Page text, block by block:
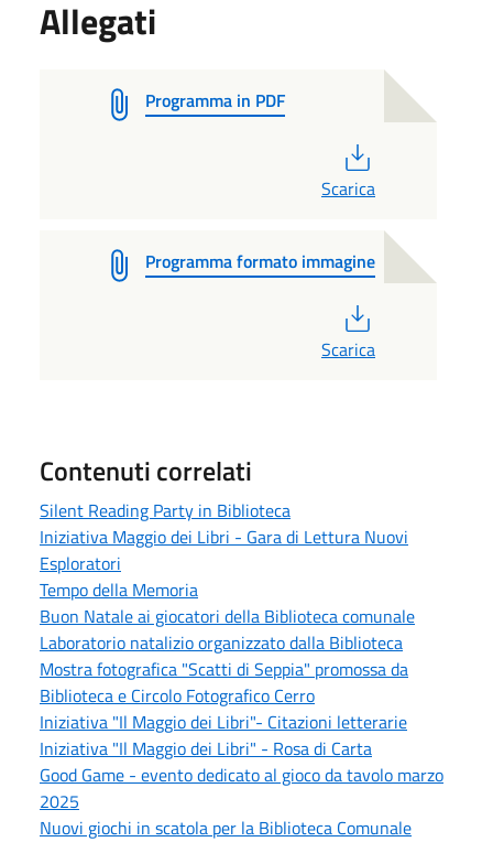
Allegati
Programma in PDF
Scarica
Programma formato immagine
Scarica
Contenuti correlati
Silent Reading Party in Biblioteca
Iniziativa Maggio dei Libri - Gara di Lettura Nuovi
Esploratori
Tempo della Memoria
Buon Natale ai giocatori della Biblioteca comunale
Laboratorio natalizio organizzato dalla Biblioteca
Mostra fotografica "Scatti di Seppia" promossa da
Biblioteca e Circolo Fotografico Cerro
Iniziativa "Il Maggio dei Libri"- Citazioni letterarie
Iniziativa "Il Maggio dei Libri" - Rosa di Carta
Good Game - evento dedicato al gioco da tavolo marzo
2025
Nuovi giochi in scatola per la Biblioteca Comunale